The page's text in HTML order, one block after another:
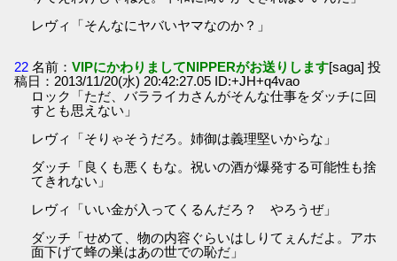
レヴィ「そんなにヤバいヤマなのか？」
22 名前：VIPにかわりましてNIPPERがお送りします[saga] 投
稿日：2013/11/20(水) 20:42:27.05 ID:+JH+q4vao
ロック「ただ、バラライカさんがそんな仕事をダッチに回
すとも思えない」
レヴィ「そりゃそうだろ。姉御は義理堅いからな」
ダッチ「良くも悪くもな。祝いの酒が爆発する可能性も捨
てきれない」
レヴィ「いい金が入ってくるんだろ？ やろうぜ」
ダッチ「せめて、物の内容ぐらいはしりてぇんだよ。アホ
面下げて蜂の巣はあの世での恥だ」